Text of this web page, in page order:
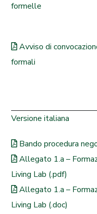
formelle
Avviso di
formali
Versione italiana
Bando procedura
Allegato 1.a –
Living Lab (.pdf)
Allegato 1.a –
Living Lab (.doc)